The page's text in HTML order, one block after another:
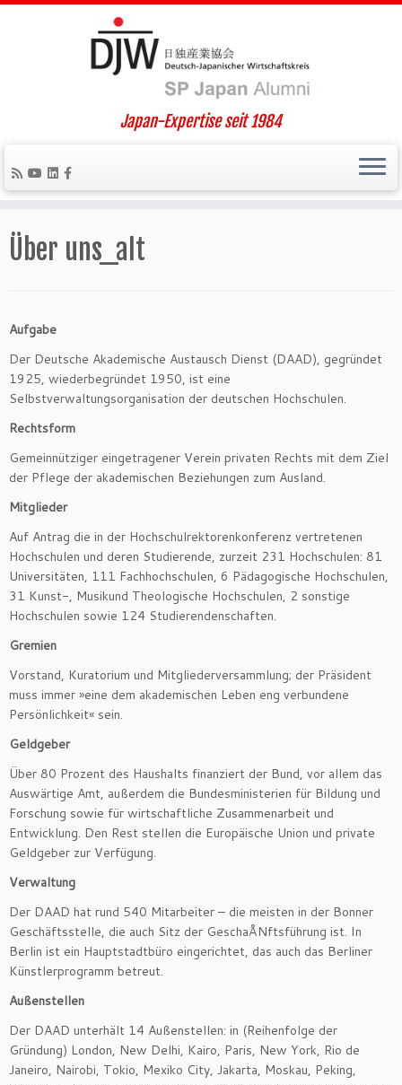
Inhalt
springen
Japan-Expertise seit 1984
Über uns_alt
Aufgabe
Der Deutsche Akademische Austausch Dienst (DAAD), gegründet
1925, wiederbegründet 1950, ist eine
Selbstverwaltungsorganisation der deutschen Hochschulen.
Rechtsform
Gemeinnütziger eingetragener Verein privaten Rechts mit dem Ziel
der Pflege der akademischen Beziehungen zum Ausland.
Mitglieder
Auf Antrag die in der Hochschulrektorenkonferenz vertretenen
Hochschulen und deren Studierende, zurzeit 231 Hochschulen: 81
Universitäten, 111 Fachhochschulen, 6 Pädagogische Hochschulen,
31 Kunst-, Musikund Theologische Hochschulen, 2 sonstige
Hochschulen sowie 124 Studierendenschaften.
Gremien
Vorstand, Kuratorium und Mitgliederversammlung; der Präsident
muss immer »eine dem akademischen Leben eng verbundene
Persönlichkeit« sein.
Geldgeber
Über 80 Prozent des Haushalts finanziert der Bund, vor allem das
Auswärtige Amt, außerdem die Bundesministerien für Bildung und
Forschung sowie für wirtschaftliche Zusammenarbeit und
Entwicklung. Den Rest stellen die Europäische Union und private
Geldgeber zur Verfügung.
Verwaltung
Der DAAD hat rund 540 Mitarbeiter – die meisten in der Bonner
Geschäftsstelle, die auch Sitz der GeschaÅNftsführung ist. In
Berlin ist ein Hauptstadtbüro eingerichtet, das auch das Berliner
Künstlerprogramm betreut.
Außenstellen
Der DAAD unterhält 14 Außenstellen: in (Reihenfolge der
Gründung) London, New Delhi, Kairo, Paris, New York, Rio de
Janeiro, Nairobi, Tokio, Mexiko City, Jakarta, Moskau, Peking,